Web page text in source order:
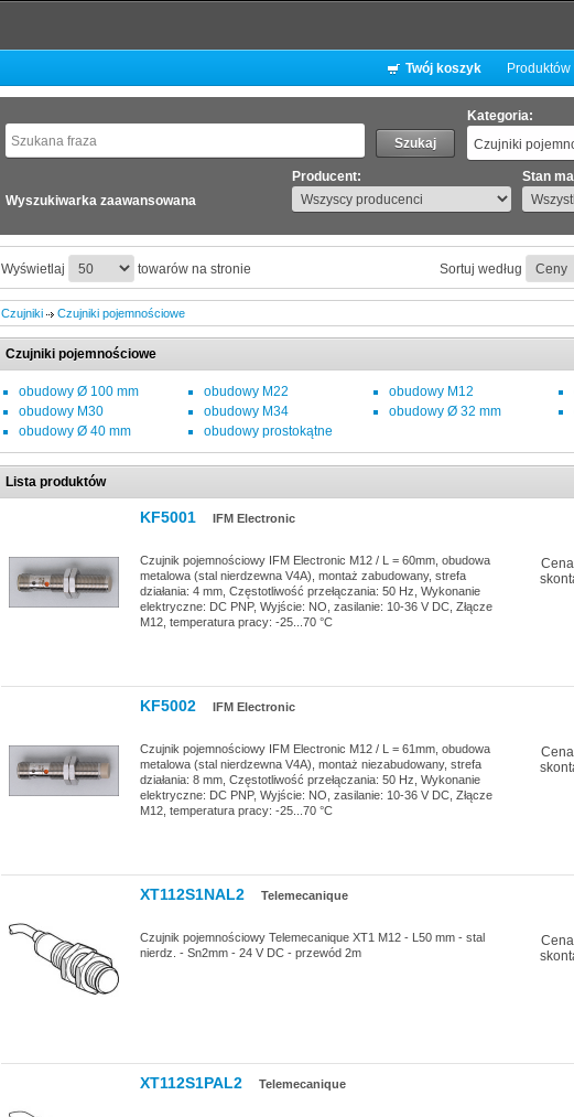
Twój koszyk
Kategoria:
Wyszukiwarka zaawansowana
Producent: Stan
Wyświetlaj towarów na stronie Sortuj według
Czujniki Czujniki pojemnościowe
Czujniki pojemnościowe
obudowy Ø 100 mm obudowy M22 obudowy M12
obudowy M30
obudowy M34 obudowy Ø 32 mm
obudowy Ø 40 mm
obudowy prostokątne
Lista produktów
KF5001 IFM Electronic
Czujnik pojemnościowy IFM Electronic M12 / L = 60mm, obudowa
metalowa (stal nierdzewna V4A), montaż zabudowany, strefa
działania: 4 mm, Częstotliwość przełączania: 50 Hz, Wykonanie
elektryczne: DC PNP, Wyjście: NO, zasilanie: 10-36 V DC, Złącze
M12, temperatura pracy: -25...70 °C
KF5002 IFM Electronic
Czujnik pojemnościowy IFM Electronic M12 / L = 61mm, obudowa
metalowa (stal nierdzewna V4A), montaż niezabudowany, strefa
działania: 8 mm, Częstotliwość przełączania: 50 Hz, Wykonanie
elektryczne: DC PNP, Wyjście: NO, zasilanie: 10-36 V DC, Złącze
M12, temperatura pracy: -25...70 °C
XT112S1NAL2 Telemecanique
Czujnik pojemnościowy Telemecanique XT1 M12 - L50 mm - stal
nierdz. - Sn2mm - 24 V DC - przewód 2m
XT112S1PAL2 Telemecanique